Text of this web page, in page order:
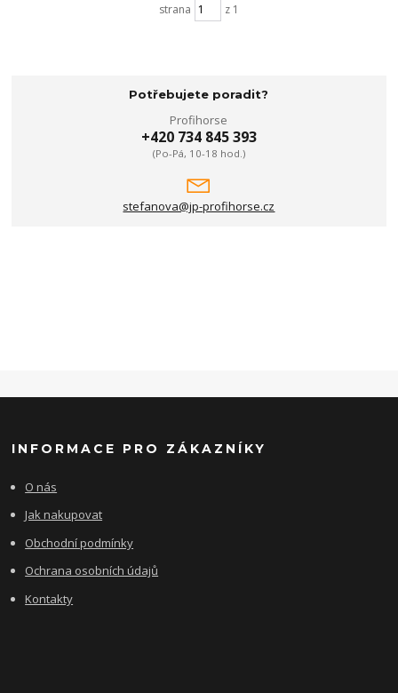
strana z 1
Potřebujete poradit?
Profihorse
+420 734 845 393
(Po-Pá, 10-18 hod.)
stefanova@jp-profihorse.cz
INFORMACE PRO ZÁKAZNÍKY
O nás
Jak nakupovat
Obchodní podmínky
Ochrana osobních údajů
Kontakty